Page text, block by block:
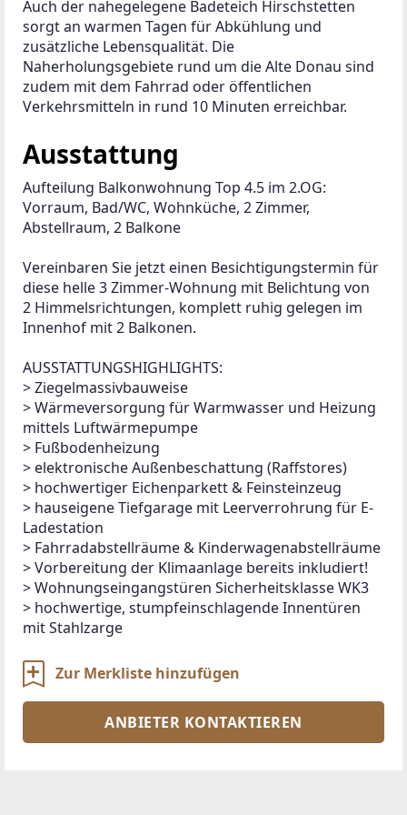
Auch der nahegelegene Badeteich Hirschstetten
sorgt an warmen Tagen für Abkühlung und
zusätzliche Lebensqualität. Die
Naherholungsgebiete rund um die Alte Donau sind
zudem mit dem Fahrrad oder öffentlichen
Verkehrsmitteln in rund 10 Minuten erreichbar.
Ausstattung
Aufteilung Balkonwohnung Top 4.5 im 2.OG:
Vorraum, Bad/WC, Wohnküche, 2 Zimmer,
Abstellraum, 2 Balkone
Vereinbaren Sie jetzt einen Besichtigungstermin für
diese helle 3 Zimmer-Wohnung mit Belichtung von
2 Himmelsrichtungen, komplett ruhig gelegen im
Innenhof mit 2 Balkonen.
AUSSTATTUNGSHIGHLIGHTS:
> Ziegelmassivbauweise
> Wärmeversorgung für Warmwasser und Heizung
mittels Luftwärmepumpe
> Fußbodenheizung
> elektronische Außenbeschattung (Raffstores)
> hochwertiger Eichenparkett & Feinsteinzeug
> hauseigene Tiefgarage mit Leerverrohrung für E-
Ladestation
> Fahrradabstellräume & Kinderwagenabstellräume
> Vorbereitung der Klimaanlage bereits inkludiert!
> Wohnungseingangstüren Sicherheitsklasse WK3
> hochwertige, stumpfeinschlagende Innentüren
mit Stahlzarge
Zur Merkliste hinzufügen
ANBIETER KONTAKTIEREN